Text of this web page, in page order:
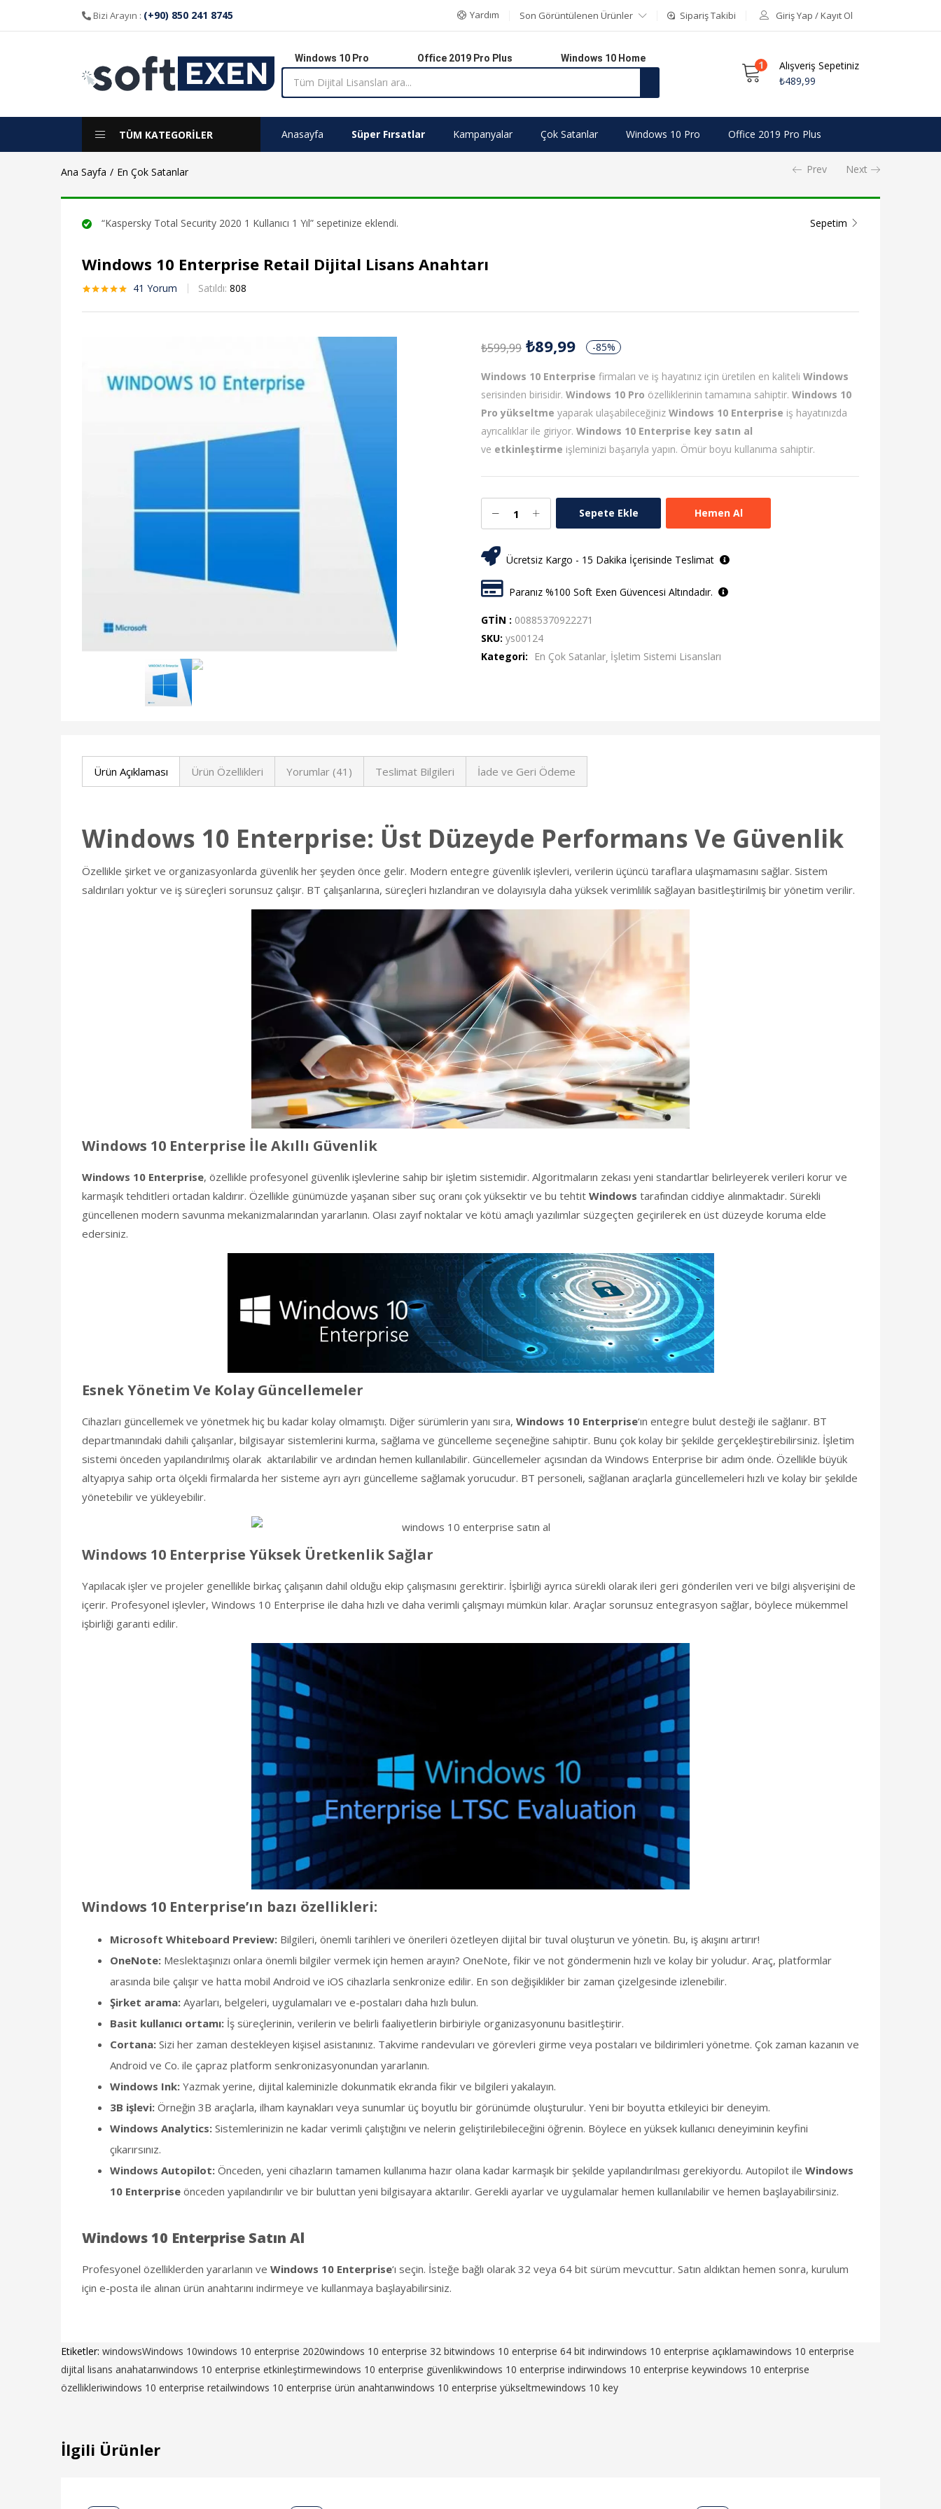
Bizi Arayın : (+90) 850 241 8745 Yardım Son Görüntülenen Ürünler Sipariş Takibi Giriş Yap / Kayıt Ol
Windows 10 Pro Office 2019 Pro Plus Windows 10 Home 1
Alışveriş Sepetiniz
₺489,99
TÜM KATEGORİLER Anasayfa Süper Fırsatlar Kampanyalar Çok Satanlar Windows 10 Pro Office 2019 Pro Plus
Ana Sayfa En Çok Satanlar Prev Next
“Kaspersky Total Security 2020 1 Kullanıcı 1 Yıl” sepetinize eklendi. Sepetim
Windows 10 Enterprise Retail Dijital Lisans Anahtarı
puanına
41 Yorum Satıldı: 808
₺599,99 ₺89,99 -85%
Windows 10 Enterprise firmaları ve iş hayatınız için üretilen en kaliteli Windows
serisinden birisidir. Windows 10 Pro özelliklerinin tamamına sahiptir. Windows 10
Proyükseltme yaparak ulaşabileceğiniz Windows 10 Enterprise iş hayatınızda
ayrıcalıklar ile giriyor. Windows 10 Enterprise key satın al
ve etkinleştirme işleminizi başarıyla yapın. Ömür boyu kullanıma sahiptir.
Sepete Ekle Hemen Al
Ücretsiz Kargo - 15 Dakika İçerisinde Teslimat
Paranız %100 Soft Exen Güvencesi Altındadır.
GTİN : 00885370922271
SKU: ys00124
Kategori:
En Çok Satanlar İşletim Sistemi Lisansları
Ürün Açıklaması Ürün Özellikleri Yorumlar (41) Teslimat Bilgileri İade ve Geri Ödeme
Windows 10 Enterprise: Üst Düzeyde Performans Ve Güvenlik
Özellikle şirket ve organizasyonlarda güvenlik her şeyden önce gelir. Modern entegre güvenlik işlevleri, verilerin üçüncü taraflara ulaşmamasını sağlar. Sistem
saldırıları yoktur ve iş süreçleri sorunsuz çalışır. BT çalışanlarına, süreçleri hızlandıran ve dolayısıyla daha yüksek verimlilik sağlayan basitleştirilmiş bir yönetim verilir.
Windows 10 Enterprise İle Akıllı Güvenlik
Windows 10 Enterprise, özellikle profesyonel güvenlik işlevlerine sahip bir işletim sistemidir. Algoritmaların zekası yeni standartlar belirleyerek verileri korur ve
karmaşık tehditleri ortadan kaldırır. Özellikle günümüzde yaşanan siber suç oranı çok yüksektir ve bu tehtit Windows tarafından ciddiye alınmaktadır. Sürekli
güncellenen modern savunma mekanizmalarından yararlanın. Olası zayıf noktalar ve kötü amaçlı yazılımlar süzgeçten geçirilerek en üst düzeyde koruma elde
edersiniz.
Esnek Yönetim Ve Kolay Güncellemeler
Cihazları güncellemek ve yönetmek hiç bu kadar kolay olmamıştı. Diğer sürümlerin yanı sıra, Windows 10 Enterprise‘ın entegre bulut desteği ile sağlanır. BT
departmanındaki dahili çalışanlar, bilgisayar sistemlerini kurma, sağlama ve güncelleme seçeneğine sahiptir. Bunu çok kolay bir şekilde gerçekleştirebilirsiniz. İşletim
sistemi önceden yapılandırılmış olarak aktarılabilir ve ardından hemen kullanılabilir. Güncellemeler açısından da Windows Enterprise bir adım önde. Özellikle büyük
altyapıya sahip orta ölçekli firmalarda her sisteme ayrı ayrı güncelleme sağlamak yorucudur. BT personeli, sağlanan araçlarla güncellemeleri hızlı ve kolay bir şekilde
yönetebilir ve yükleyebilir.
Windows 10 Enterprise Yüksek Üretkenlik Sağlar
Yapılacak işler ve projeler genellikle birkaç çalışanın dahil olduğu ekip çalışmasını gerektirir. İşbirliği ayrıca sürekli olarak ileri geri gönderilen veri ve bilgi alışverişini de
içerir. Profesyonel işlevler, Windows 10 Enterprise ile daha hızlı ve daha verimli çalışmayı mümkün kılar. Araçlar sorunsuz entegrasyon sağlar, böylece mükemmel
işbirliği garanti edilir.
Windows 10 Enterprise’ın bazı özellikleri:
Microsoft Whiteboard Preview: Bilgileri, önemli tarihleri ​​ve önerileri özetleyen dijital bir tuval oluşturun ve yönetin. Bu, iş akışını artırır!
OneNote: Meslektaşınızı onlara önemli bilgiler vermek için hemen arayın? OneNote, fikir ve not göndermenin hızlı ve kolay bir yoludur. Araç, platformlar
arasında bile çalışır ve hatta mobil Android ve iOS cihazlarla senkronize edilir. En son değişiklikler bir zaman çizelgesinde izlenebilir.
Şirket arama: Ayarları, belgeleri, uygulamaları ve e-postaları daha hızlı bulun.
Basit kullanıcı ortamı: İş süreçlerinin, verilerin ve belirli faaliyetlerin birbiriyle organizasyonunu basitleştirir.
Cortana: Sizi her zaman destekleyen kişisel asistanınız. Takvime randevuları ve görevleri girme veya postaları ve bildirimleri yönetme. Çok zaman kazanın ve
Android ve Co. ile çapraz platform senkronizasyonundan yararlanın.
Windows Ink: Yazmak yerine, dijital kaleminizle dokunmatik ekranda fikir ve bilgileri yakalayın.
3B işlevi: Örneğin 3B araçlarla, ilham kaynakları veya sunumlar üç boyutlu bir görünümde oluşturulur. Yeni bir boyutta etkileyici bir deneyim.
Windows Analytics: Sistemlerinizin ne kadar verimli çalıştığını ve nelerin geliştirilebileceğini öğrenin. Böylece en yüksek kullanıcı deneyiminin keyfini
çıkarırsınız.
Windows Autopilot: Önceden, yeni cihazların tamamen kullanıma hazır olana kadar karmaşık bir şekilde yapılandırılması gerekiyordu. Autopilot ile Windows
10 Enterprise önceden yapılandırılır ve bir buluttan yeni bilgisayara aktarılır. Gerekli ayarlar ve uygulamalar hemen kullanılabilir ve hemen başlayabilirsiniz.
Windows 10 Enterprise Satın Al
Profesyonel özelliklerden yararlanın ve Windows 10 Enterprise‘ı seçin. İsteğe bağlı olarak 32 veya 64 bit sürüm mevcuttur. Satın aldıktan hemen sonra, kurulum
için e-posta ile alınan ürün anahtarını indirmeye ve kullanmaya başlayabilirsiniz.
Etiketler: windowsWindows 10windows 10 enterprise 2020windows 10 enterprise 32 bitwindows 10 enterprise 64 bit indirwindows 10 enterprise açıklamawindows 10 enterprise
dijital lisans anahatarıwindows 10 enterprise etkinleştirmewindows 10 enterprise güvenlikwindows 10 enterprise indirwindows 10 enterprise keywindows 10 enterprise
özellikleriwindows 10 enterprise retailwindows 10 enterprise ürün anahtarıwindows 10 enterprise yükseltmewindows 10 key
İlgili Ürünler